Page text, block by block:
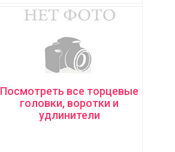
Посмотреть все торцевые
головки, воротки и
удлинители